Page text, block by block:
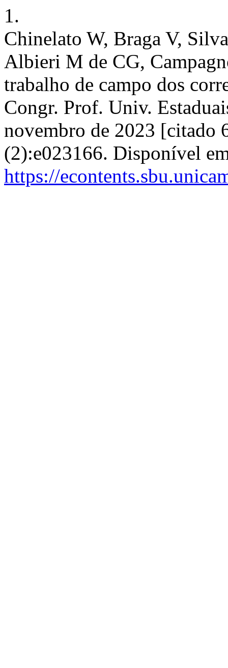
1.
Chinelato W, Braga V,
Albieri M de CG,
trabalho de campo dos
Congr. Prof. Univ.
novembro de 2023 [citado
(2):e023166. Disponível
https://